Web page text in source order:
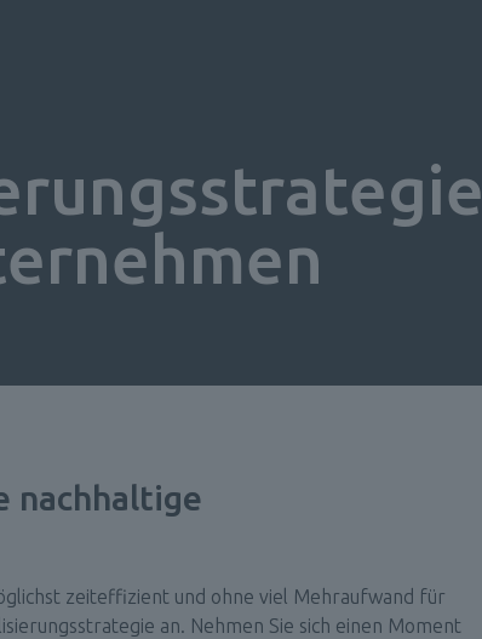
nachhaltige
zeiteffizient und ohne viel Mehraufwand für
an. Nehmen Sie sich einen Moment